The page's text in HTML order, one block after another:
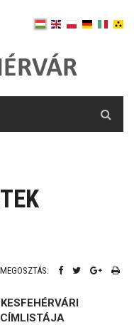
MEGOSZTÁS: